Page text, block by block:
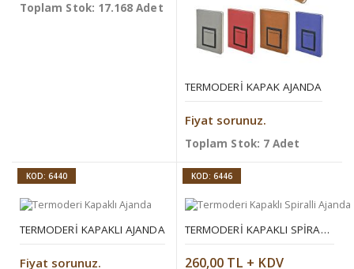
Toplam Stok: 17.168 Adet
TERMODERI KAPAK AJANDA
Fiyat sorunuz.
Toplam Stok: 7 Adet
KOD: 6440
TERMODERI KAPAKLI AJANDA
Fiyat sorunuz.
KOD: 6446
TERMODERI KAPAKLI SPIRALLI AJANDA
260,00 TL + KDV